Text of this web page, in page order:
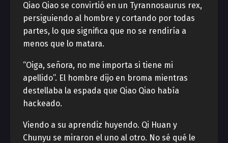
Qiao Qiao se convirtió en un Tyrannosaurus rex,
persiguiendo al hombre y cortando por todas
partes, lo que significa que no se rendiría a
menos que lo matara.
“Oiga, señora, no me importa si tiene mi
apellido”. El hombre dijo en broma mientras
destellaba la espada que Qiao Qiao había
hackeado.
Viendo a su aprendiz huyendo. Qi Huan y
Chunyu se miraron el uno al otro. No sé qué le